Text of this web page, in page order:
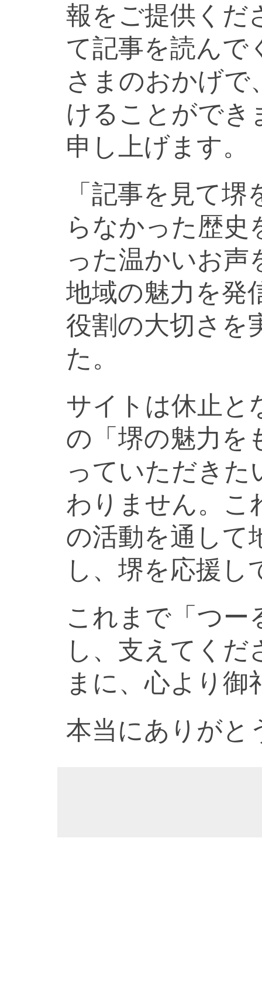
報をご提供くだ
て記事を読んで
さまのおかげで
けることができ
申し上げます。
「記事を見て
らなかった歴史
った温かいお声
地域の魅力を発
役割の大切さを
た。
サイトは休止と
の「堺の魅力を
っていただきた
わりません。こ
の活動を通して
し、堺を応援し
これまで「つー
し、支えてく
まに、心より御
本当にありがと